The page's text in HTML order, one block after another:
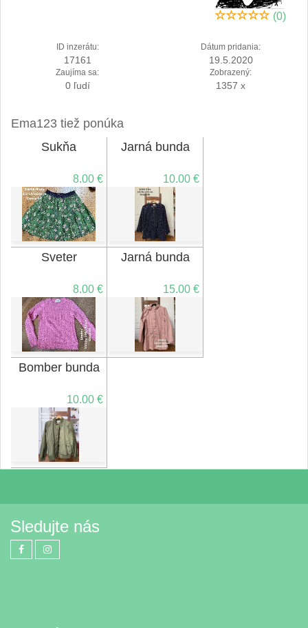
(0)
ID inzerátu:
17161
Dátum pridania:
19.5.2020
Zaujíma sa:
0 ľudí
Zobrazený:
1357 x
Ema123 tiež ponúka
Sukňa
8.00 €
Jarná bunda
10.00 €
Sveter
8.00 €
Jarná bunda
15.00 €
Bomber bunda
10.00 €
Sledujte nás